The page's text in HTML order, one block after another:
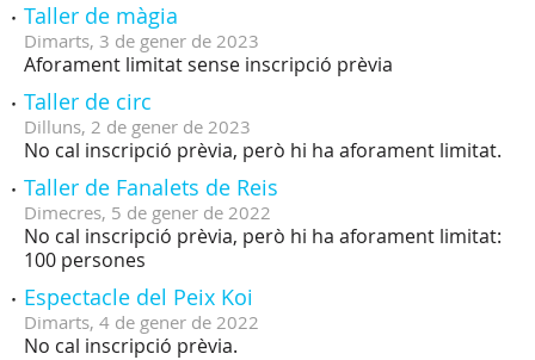
Taller de màgia
Dimarts, 3 de gener de 2023
Aforament limitat sense inscripció prèvia
Taller de circ
Dilluns, 2 de gener de 2023
No cal inscripció prèvia, però hi ha aforament limitat.
Taller de Fanalets de Reis
Dimecres, 5 de gener de 2022
No cal inscripció prèvia, però hi ha aforament limitat:
100 persones
Espectacle del Peix Koi
Dimarts, 4 de gener de 2022
No cal inscripció prèvia.